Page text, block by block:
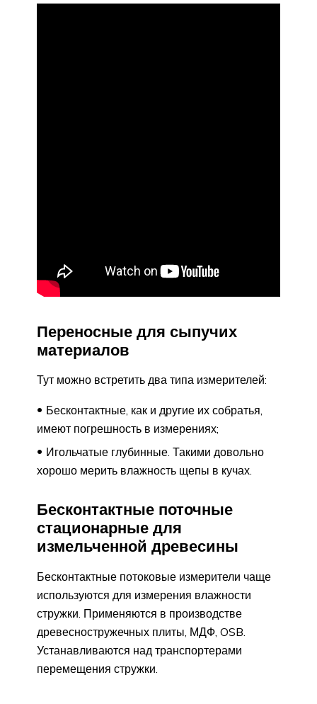
Переносные для сыпучих
материалов
Тут можно встретить два типа измерителей:
Бесконтактные, как и другие их собратья,
имеют погрешность в измерениях;
Игольчатые глубинные. Такими довольно
хорошо мерить влажность щепы в кучах.
Бесконтактные поточные
стационарные для
измельченной древесины
Бесконтактные потоковые измерители чаще
используются для измерения влажности
стружки. Применяются в производстве
древесностружечных плиты, МДФ, OSB.
Устанавливаются над транспортерами
перемещения стружки.